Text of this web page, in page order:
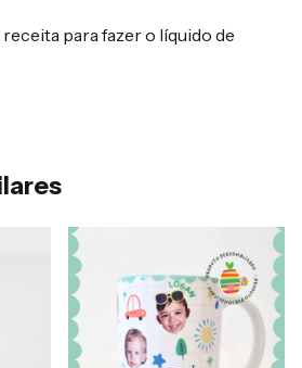
para fazer o líquido de